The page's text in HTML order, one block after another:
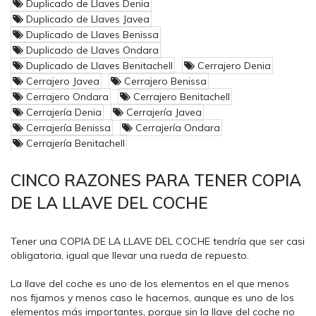
llegar a las manos incorrectas, representando un gran peligro
para nosotros y nuestra familia.
Por estas razones, conviene contar con un cerrajero experto.
Por ejemplo, en España contamos con Repara Tu Llave
dispuestos a ayudarnos en todo momento.
Tras una mudanza
Una de las primeras cosas que se deben hacer al mudarnos a
una nueva residencia es
instalar cerraduras nuevas.
De esta manera, nos aseguramos de contar con la seguridad
recomendaciones del experto en cerrajería.
entregadas a terceros por los propietarios anteriores.
Cambiar las cerradurasantes o después de la ocupación de
Duplicado de Llaves Denia
Duplicado de Llaves Javea
Duplicado de Llaves Benissa
Duplicado de Llaves Ondara
Duplicado de Llaves Benitachell
Cerrajero Denia
Cerrajero Javea
Cerrajero Benissa
Cerrajero Ondara
Cerrajero Benitachell
Cerrajería Denia
Cerrajería Javea
Cerrajería Benissa
Cerrajería Ondara
Cerrajería Benitachell
CINCO RAZONES PARA TENER COPIA
DE LA LLAVE DEL COCHE
Tener una COPIA DE LA LLAVE DEL COCHE tendría que ser casi
obligatoria, igual que llevar una rueda de repuesto.
La llave del coche es uno de los elementos en el que menos
nos fijamos y menos caso le hacemos, aunque es uno de los
elementos más importantes, porque sin la llave del coche no